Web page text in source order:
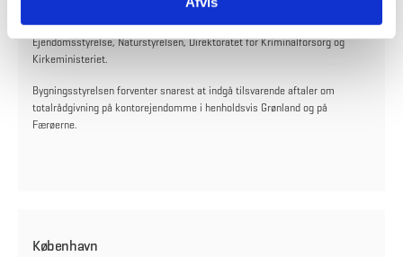
Bygningsstyrelsen kan bruge de valgte rådgiveres ydelser på de tre
områder. Det er bl.a. Styrelsen for Slotte- og Kulturejendomme, Forsvarets
Ejendomsstyrelse, Naturstyrelsen, Direktoratet for Kriminalforsorg og
Kirkeministeriet.
Bygningsstyrelsen forventer snarest at indgå tilsvarende aftaler om
totalrådgivning på kontorejendomme i henholdsvis Grønland og på
Færøerne.
København